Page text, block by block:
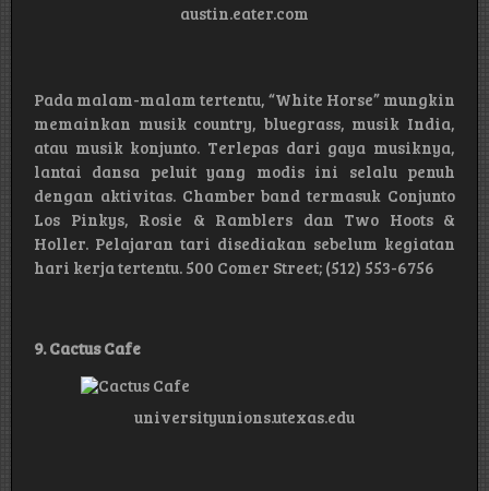
austin.eater.com
Pada malam-malam tertentu, “White Horse” mungkin
memainkan musik country, bluegrass, musik India,
atau musik konjunto. Terlepas dari gaya musiknya,
lantai dansa peluit yang modis ini selalu penuh
dengan aktivitas. Chamber band termasuk Conjunto
Los Pinkys, Rosie & Ramblers dan Two Hoots &
Holler. Pelajaran tari disediakan sebelum kegiatan
hari kerja tertentu. 500 Comer Street; (512) 553-6756
9. Cactus Cafe
universityunions.utexas.edu